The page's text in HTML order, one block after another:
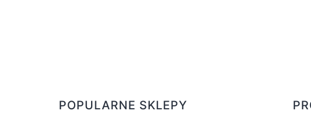
POPULARNE SKLEPY